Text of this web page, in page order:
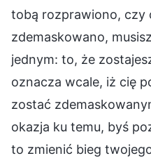
tobą rozprawiono, czy
zdemaskowano,
jednym: to, że
oznacza wcale, iż cię
zostać
okazja ku temu, byś
to zmienić bieg